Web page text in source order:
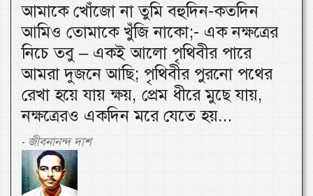
আমাকে খোঁজো না তুমি বহুদিন-কতদিন
আমিও তোমাকে খুঁজি নাকো;- এক নক্ষত্রের
নিচে তবু – একই আলো পৃথিবীর পারে
আমরা দুজনে আছি; পৃথিবীর পুরনো পথের
রেখা হয়ে যায় ক্ষয়, প্রেম ধীরে মুছে যায়,
নক্ষত্রেরও একদিন মরে যেতে হয়...
- জীবনানন্দ দাশ